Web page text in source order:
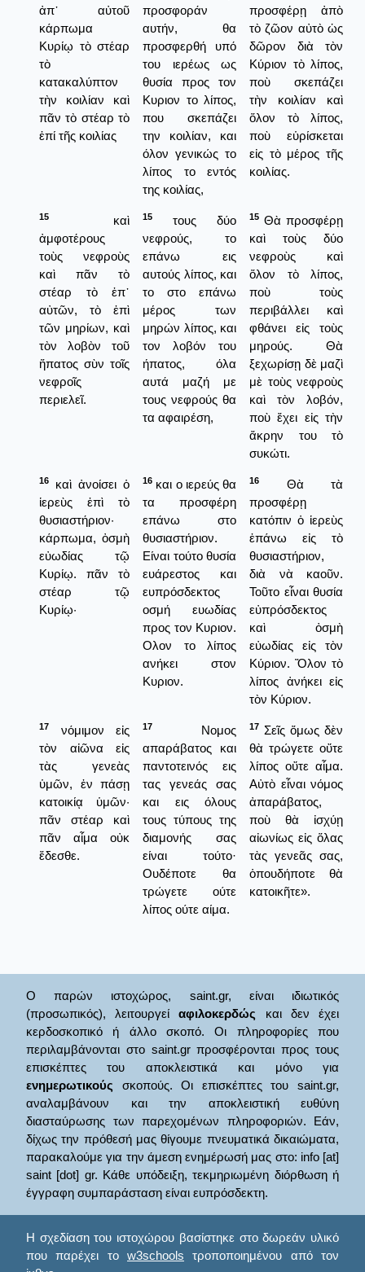
ἀπ᾿ αὐτοῦ
κάρπωμα
Κυρίῳ τὸ στέαρ
τὸ
κατακαλύπτον
τὴν κοιλίαν καὶ
πᾶν τὸ στέαρ τὸ
ἐπί τῆς κοιλίας
προσφοράν
αυτήν, θα
προσφερθή υπό
του ιερέως ως
θυσία προς τον
Κυριον το λίπος,
που σκεπάζει
την κοιλίαν, και
όλον γενικώς το
λίπος το εντός
της κοιλίας,
προσφέρῃ ἀπὸ
τὸ ζῶον αὐτὸ ὡς
δῶρον διὰ τὸν
Κύριον τὸ λίπος,
ποὺ σκεπάζει
τὴν κοιλίαν καὶ
ὅλον τὸ λίπος,
ποὺ εὑρίσκεται
εἰς τὸ μέρος τῆς
κοιλίας.
15
καὶ
ἀμφοτέρους
τοὺς νεφροὺς
καὶ πᾶν τὸ
στέαρ τὸ ἐπ᾿
αὐτῶν, τὸ ἐπὶ
τῶν μηρίων, καὶ
τὸν λοβὸν τοῦ
ἥπατος σὺν τοῖς
νεφροῖς
περιελεῖ.
15
τους δύο
νεφρούς, το
επάνω εις
αυτούς λίπος, και
το στο επάνω
μέρος των
μηρών λίπος, και
τον λοβόν του
ήπατος, όλα
αυτά μαζή με
τους νεφρούς θα
τα αφαιρέση,
15 Θὰ προσφέρῃ
καὶ τοὺς δύο
νεφροὺς καὶ
ὅλον τὸ λίπος,
ποὺ τοὺς
περιβάλλει καὶ
φθάνει εἰς τοὺς
μηρούς. Θὰ
ξεχωρίσῃ δὲ μαζὶ
μὲ τοὺς νεφροὺς
καὶ τὸν λοβόν,
ποὺ ἔχει εἰς τὴν
ἄκρην του τὸ
συκώτι.
16
καὶ ἀνοίσει ὁ
ἱερεὺς ἐπὶ τὸ
θυσιαστήριον·
κάρπωμα, ὀσμὴ
εὐωδίας τῷ
Κυρίῳ. πᾶν τὸ
στέαρ τῷ
Κυρίῳ·
16 και ο ιερεύς θα
τα προσφέρη
επάνω στο
θυσιαστήριον.
Είναι τούτο θυσία
ευάρεστος και
ευπρόσδεκτος
οσμή ευωδίας
προς τον Κυριον.
Ολον το λίπος
ανήκει στον
Κυριον.
16
Θὰ τὰ
προσφέρῃ
κατόπιν ὁ ἱερεὺς
ἐπάνω εἰς τὸ
θυσιαστήριον,
διὰ νὰ καοῦν.
Τοῦτο εἶναι θυσία
εὐπρόσδεκτος
καὶ ὀσμὴ
εὐωδίας εἰς τὸν
Κύριον. Ὅλον τὸ
λίπος ἀνήκει εἰς
τὸν Κύριον.
17
νόμιμον εἰς
τὸν αἰῶνα εἰς
τὰς γενεὰς
ὑμῶν, ἐν πάσῃ
κατοικίᾳ ὑμῶν·
πᾶν στέαρ καὶ
πᾶν αἷμα οὐκ
ἔδεσθε.
17
Νομος
απαράβατος και
παντοτεινός εις
τας γενεάς σας
και εις όλους
τους τύπους της
διαμονής σας
είναι τούτο·
Ουδέποτε θα
τρώγετε ούτε
λίπος ούτε αίμα.
17 Σεῖς ὅμως δὲν
θὰ τρώγετε οὔτε
λίπος οὔτε αἷμα.
Αὐτὸ εἶναι νόμος
ἀπαράβατος,
ποὺ θὰ ἰσχύῃ
αἰωνίως εἰς ὅλας
τὰς γενεᾶς σας,
ὁπουδήποτε θὰ
κατοικῆτε».
Ο παρών ιστοχώρος, saint.gr, είναι ιδιωτικός
(προσωπικός), λειτουργείαφιλοκερδώς και δεν έχει
κερδοσκοπικό ή άλλο σκοπό. Οι πληροφορίες που
περιλαμβάνονται στο saint.gr προσφέρονται προς τους
επισκέπτες του αποκλειστικά και μόνο για
ενημερωτικούς σκοπούς. Οι επισκέπτες του saint.gr,
αναλαμβάνουν και την αποκλειστική ευθύνη
διασταύρωσης των παρεχομένων πληροφοριών. Εάν,
δίχως την πρόθεσή μας θίγουμε πνευματικά δικαιώματα,
παρακαλούμε για την άμεση ενημέρωσή μας στο: info [at]
saint [dot] gr. Κάθε υπόδειξη, τεκμηριωμένη διόρθωση ή
έγγραφη συμπαράσταση είναι ευπρόσδεκτη.
Η σχεδίαση του ιστοχώρου βασίστηκε στο δωρεάν υλικό
που παρέχει το w3schools τροποποιημένου από τον